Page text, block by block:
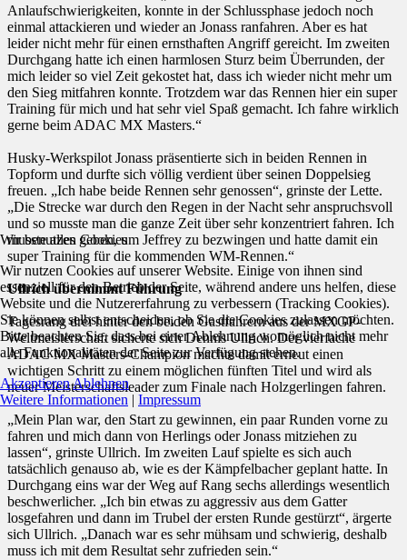
Anlaufschwierigkeiten, konnte in der Schlussphase jedoch noch
einmal attackieren und wieder an Jonass ranfahren. Aber es hat
leider nicht mehr für einen ernsthaften Angriff gereicht. Im zweiten
Durchgang hatte ich einen harmlosen Sturz beim Überrunden, der
mich leider so viel Zeit gekostet hat, dass ich wieder nicht mehr um
den Sieg mitfahren konnte. Trotzdem war das Rennen hier ein super
Training für mich und hat sehr viel Spaß gemacht. Ich fahre wirklich
gerne beim ADAC MX Masters.“
Husky-Werkspilot Jonass präsentierte sich in beiden Rennen in
Topform und durfte sich völlig verdient über seinen Doppelsieg
freuen. „Ich habe beide Rennen sehr genossen“, grinste der Lette.
„Die Strecke war durch den Regen in der Nacht sehr anspruchsvoll
und so musste man die ganze Zeit über sehr konzentriert fahren. Ich
musste alles geben, um Jeffrey zu bezwingen und hatte damit ein
super Training für die kommenden WM-Rennen.“
Ullrich übernimmt Führung
Tagesrang drei hinter den beiden Gastfahrern aus der MXGP-
Weltmeisterschaft sicherte sich Dennis Ullrich. Der vierfache
ADAC MX Masters-Champion machte damit erneut einen
wichtigen Schritt zu einem möglichen fünften Titel und wird als
neuer Meisterschaftsleader zum Finale nach Holzgerlingen fahren.
„Mein Plan war, den Start zu gewinnen, ein paar Runden vorne zu
fahren und mich dann von Herlings oder Jonass mitziehen zu
lassen“, grinste Ullrich. Im zweiten Lauf spielte es sich auch
tatsächlich genauso ab, wie es der Kämpfelbacher geplant hatte. In
Durchgang eins war der Weg auf Rang sechs allerdings wesentlich
beschwerlicher. „Ich bin etwas zu aggressiv aus dem Gatter
losgefahren und dann im Trubel der ersten Runde gestürzt“, ärgerte
sich Ullrich. „Danach war es sehr mühsam und schwierig, deshalb
muss ich mit dem Resultat sehr zufrieden sein.“
Wir benutzen Cookies
Wir nutzen Cookies auf unserer Website. Einige von ihnen sind
essenziell für den Betrieb der Seite, während andere uns helfen, diese
Website und die Nutzererfahrung zu verbessern (Tracking Cookies).
Sie können selbst entscheiden, ob Sie die Cookies zulassen möchten.
Bitte beachten Sie, dass bei einer Ablehnung womöglich nicht mehr
alle Funktionalitäten der Seite zur Verfügung stehen.
AkzeptierenAblehnen
Weitere Informationen | Impressum